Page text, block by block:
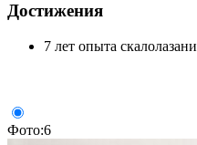
Достижения
7 лет опыта
Фото:6